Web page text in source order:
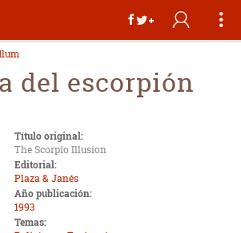
del escorpión
Título original:
The Scorpio Illusion
Editorial:
Plaza & Janés
Año publicación:
1993
Temas: